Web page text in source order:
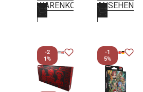
WARENKORB
ANSEHEN
-2
1%
-1
5%